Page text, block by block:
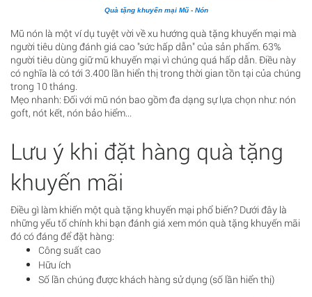
Quà tặng khuyến mại Mũ - Nón
Mũ nón là một ví dụ tuyệt vời về xu hướng quà tặng khuyến mại mà
người tiêu dùng đánh giá cao "sức hấp dẫn" của sản phẩm. 63%
người tiêu dùng giữ mũ khuyến mại vì chúng quá hấp dẫn. Điều này
có nghĩa là có tới 3.400 lần hiển thị trong thời gian tồn tại của chúng
trong 10 tháng.
Mẹo nhanh: Đối với mũ nón bao gồm đa dạng sự lựa chọn như: nón
goft, nót kết, nón bảo hiểm...
Lưu ý khi đặt hàng quà tặng
khuyến mãi
Điều gì làm khiến một quà tặng khuyến mại phổ biến? Dưới đây là
những yếu tố chính khi bạn đánh giá xem món quà tặng khuyến mãi
đó có đáng để đặt hàng:
Công suất cao
Hữu ích
Số lần chúng được khách hàng sử dụng (số lần hiển thị)